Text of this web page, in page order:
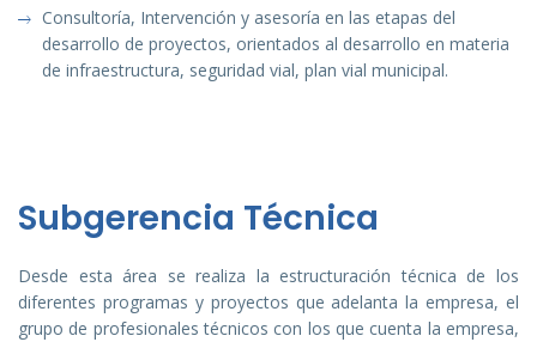
Consultoría, Intervención y asesoría en las etapas del
desarrollo de proyectos, orientados al desarrollo en materia
de infraestructura, seguridad vial, plan vial municipal.
Subgerencia Técnica
Desde esta área se realiza la estructuración técnica de los
diferentes programas y proyectos que adelanta la empresa, el
grupo de profesionales técnicos con los que cuenta la empresa,